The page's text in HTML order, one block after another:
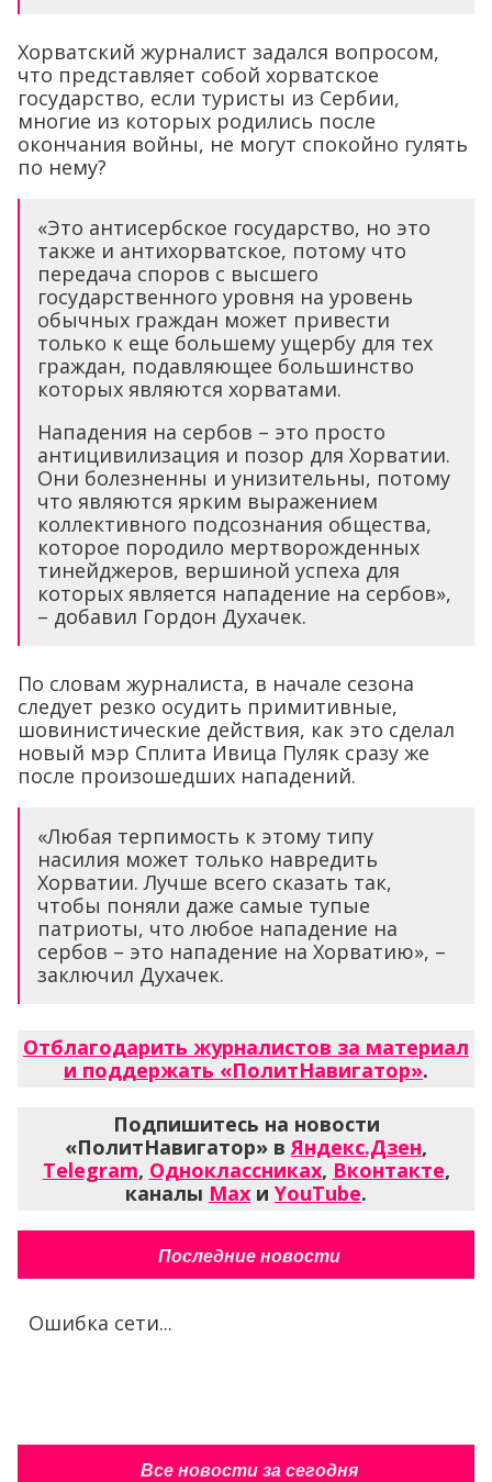
Хорватский журналист задался вопросом,
что представляет собой хорватское
государство, если туристы из Сербии,
многие из которых родились после
окончания войны, не могут спокойно гулять
по нему?
«Это антисербское государство, но это
также и антихорватское, потому что
передача споров с высшего
государственного уровня на уровень
обычных граждан может привести
только к еще большему ущербу для тех
граждан, подавляющее большинство
которых являются хорватами.
Нападения на сербов – это просто
антицивилизация и позор для Хорватии.
Они болезненны и унизительны, потому
что являются ярким выражением
коллективного подсознания общества,
которое породило мертворожденных
тинейджеров, вершиной успеха для
которых является нападение на сербов»,
– добавил Гордон Духачек.
По словам журналиста, в начале сезона
следует резко осудить примитивные,
шовинистические действия, как это сделал
новый мэр Сплита Ивица Пуляк сразу же
после произошедших нападений.
«Любая терпимость к этому типу
насилия может только навредить
Хорватии. Лучше всего сказать так,
чтобы поняли даже самые тупые
патриоты, что любое нападение на
сербов – это нападение на Хорватию», –
заключил Духачек.
Отблагодарить журналистов за материал
и поддержать «ПолитНавигатор».
Подпишитесь на новости
«ПолитНавигатор» вЯндекс.Дзен,
Telegram, Одноклассниках, Вконтакте,
каналы Max и YouTube.
Последние новости
Ошибка сети...
Все новости за сегодня